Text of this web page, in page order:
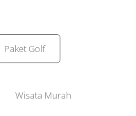
Paket Golf
Wisata Murah